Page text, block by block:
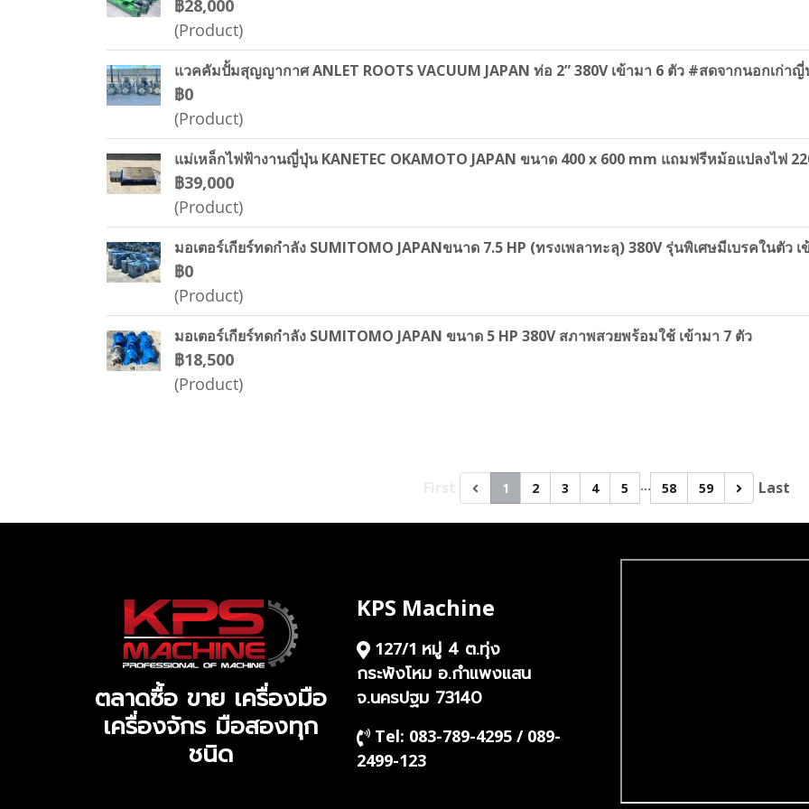
฿28,000
(Product)
แวคคัมปั้มสุญญากาศ ANLET ROOTS VACUUM JAPAN ท่อ 2” 380V เข้ามา 6 ตัว #สดจากนอกเก่า
฿0
(Product)
แม่เหล็กไฟฟ้างานญี่ปุ่น KANETEC OKAMOTO JAPAN ขนาด 400 x 600 mm แถมฟรีหม้อแปลงไฟ
฿39,000
(Product)
มอเตอร์เกียร์ทดกำลัง SUMITOMO JAPANขนาด 7.5 HP (ทรงเพลาทะลุ) 380V รุ่นพิเศษมีเบรคในตัว
฿0
(Product)
มอเตอร์เกียร์ทดกำลัง SUMITOMO JAPAN ขนาด 5 HP 380V สภาพสวยพร้อมใช้ เข้ามา 7 ตัว
฿18,500
(Product)
1 2 3 4 5 … 58 59 Last
ตลาดซื้อ ขาย เครื่องมือ
เครื่องจักร มือสองทุก
ชนิด
KPS Machine
127/1 หมู่ 4 ต.ทุ่ง
กระพังโหม อ.กำแพงแสน
จ.นครปฐม 73140
Tel: 083-789-4295 / 089-
2499-123